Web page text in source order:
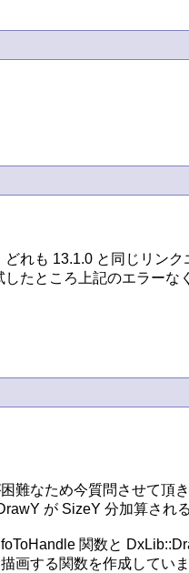
れも 13.1.0 と同じリンク
たところ上記のエラーな
難なため今質問させて頂き
が SizeY 分加算され
関数と
画する関数を作成していま